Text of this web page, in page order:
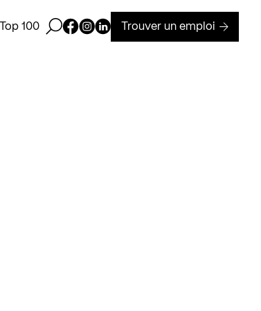
Top 100 Ouvrir la barre de recherche
Page Facebook de Kollectif
Page Instagram de Kollectif
Page Linkedin de Kollectif
Trouver un emploi